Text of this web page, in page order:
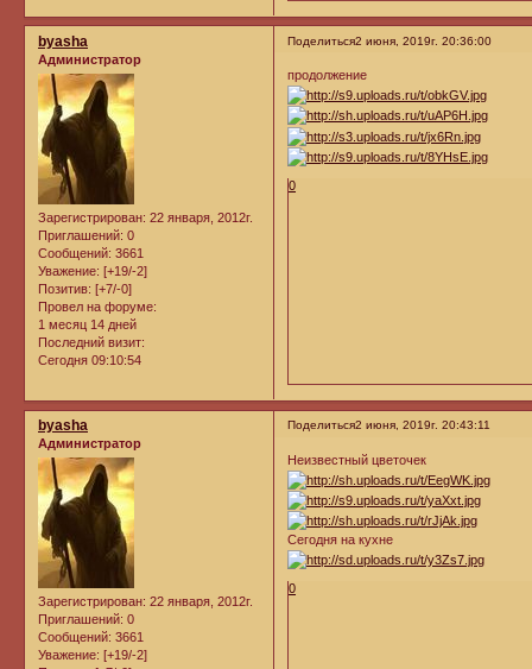
Поделиться2 июня, 2019г. 20:36:00
byasha
Администратор
Зарегистрирован: 22 января, 2012г.
Приглашений: 0
Сообщений: 3661
Уважение: [+19/-2]
Позитив: [+7/-0]
Провел на форуме:
1 месяц 14 дней
Последний визит:
Сегодня 09:10:54
продолжение
0
Поделиться2 июня, 2019г. 20:43:11
byasha
Администратор
Зарегистрирован: 22 января, 2012г.
Приглашений: 0
Сообщений: 3661
Уважение: [+19/-2]
Неизвестный цветочек
Сегодня на кухне
0